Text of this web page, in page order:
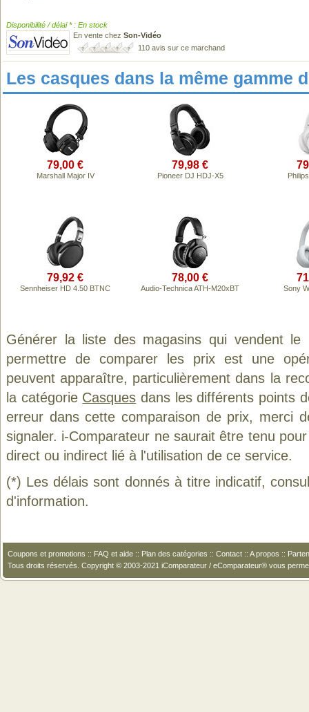
Disponibilité / délai * : En stock
En vente chez Son-Vidéo
110 avis sur ce marchand
Les casques dans la même gamme
79,00 €
Marshall Major IV
79,98 €
Pioneer DJ HDJ-X5
79,92 €
Sennheiser HD 4.50 BTNC
78,00 €
Audio-Technica ATH-M20xBT Sony
Générer la liste des magasins qui vendent
permettre de comparer les prix est une
peuvent apparaître, particulièrement dans la
la catégorie Casques dans les différents points
erreur dans cette comparaison de prix, merci
signaler. i-Comparateur ne saurait être tenu
direct ou indirect lié à l'utilisation de ce service.
(*) Les délais sont donnés à titre indicatif,
d'information.
Coupons et promotions :: FAQ et aide :: Plan des catégories :: Contact :: A propos ::
Tous droits réservés. Copyright © 2003-2021 iComparateur / eComparateur® vous